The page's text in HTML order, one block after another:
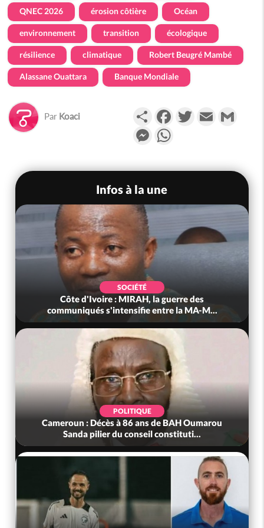
QNEC 2026 érosion côtière Océan
environnement transition écologique
résilience climatique Robert Beugré Mambé
Alassane Ouattara Banque Mondiale
Par Koaci PartagerFacebookTwitterEmail
Messenger
Infos à la une
POLITIQUE
Côte d'Ivoire : Après le pari réussi du 66e
anniversaire, Adama Bictogo : «...
POLITIQUE
Bénin : L'ancien président Patrice Talon élu à
tête du Sénat